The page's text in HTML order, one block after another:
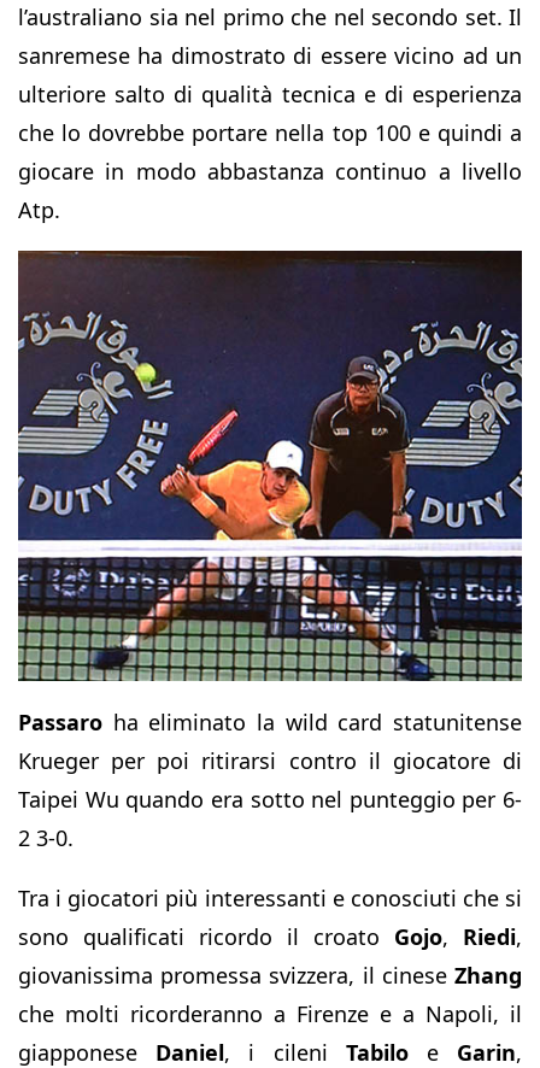
l’australiano sia nel primo che nel secondo set. Il
sanremese ha dimostrato di essere vicino ad un
ulteriore salto di qualità tecnica e di esperienza
che lo dovrebbe portare nella top 100 e quindi a
giocare in modo abbastanza continuo a livello
Atp.
Passaro ha eliminato la wild card statunitense
Krueger per poi ritirarsi contro il giocatore di
Taipei Wu quando era sotto nel punteggio per 6-
2 3-0.
Tra i giocatori più interessanti e conosciuti che si
sono qualificati ricordo il croato Gojo, Riedi,
giovanissima promessa svizzera, il cinese Zhang
che molti ricorderanno a Firenze e a Napoli, il
giapponese Daniel, i cileni Tabiloe Garin,